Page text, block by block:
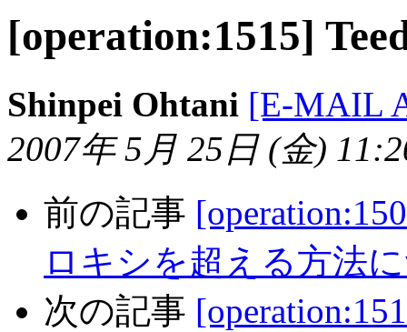
[operation:1515]
Shinpei Ohtani [E-MAIL
2007年 5月 25日 (金)
前の記事
ロキシを超える方法
次の記事